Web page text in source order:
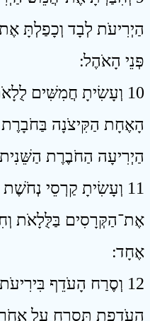
הַיְרִיעֹת לְבָד וְכָפַלְתָּ
פְּנֵי הָאֹהֶל ׃
10 וְעָשִׂיתָ חֲמִשִּׁים
הָאֶחָת הַקִּיצֹנָה
הַיְרִיעָה הַחֹבֶרֶת הַשֵּׁנִית
11 וְעָשִׂיתָ קַרְסֵי
אֶת־הַקְּרָסִים בַּלֻּלָאֹת
אֶחָד ׃
12 וְסֶרַח הָעֹדֵף
הָעֹדֶפֶת תִּסְרַח עַל